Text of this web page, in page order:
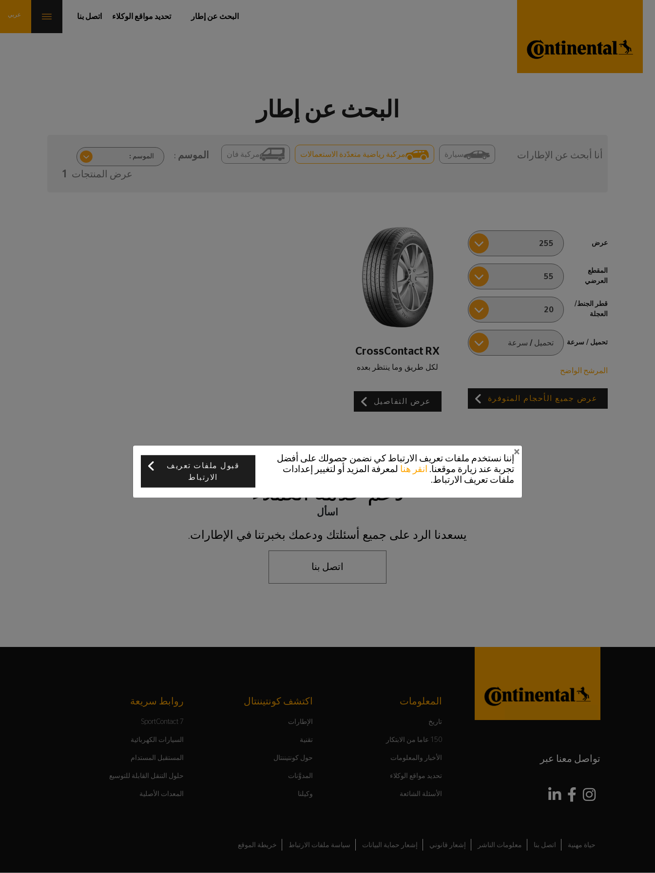
البحث عن إطار تحديد مواقع الوكلاء اتصل بنا
البحث عن إطار
أنا أبحث عن الإطارات سيارة مركبة رياضية متعدّدة الاستعمالات مركبة فان
الموسم :
عرض المنتجات
1
عرض
المقطع
العرضي
قطر الجنط/
العجلة
تحميل / سرعة
المرشح الواضح
عرض جميع الأحجام المتوفرة
CrossContact RX
لكل طريق وما ينتظر بعده
عرض التفاصيل
دعم خدمة العملاء
اسأل
يسعدنا الرد على جميع أسئلتك ودعمك بخبرتنا في الإطارات.
اتصل بنا
تواصل معنا عبر
المعلومات
تاريخ
150 عاما من الابتكار
الأخبار والمعلومات
تحديد مواقع الوكلاء
الأسئلة الشائعة
اكتشف كونتيننتال
الإطارات
تقنية
حول كونتيننتال
المدوَّنات
وكيلنا
روابط سريعة
SportContact 7
السيارات الكهربائية
المستقبل المستدام
حلول التنقل القابلة للتوسيع
المعدات الأصلية
حياة مهنية اتصل بنا معلومات الناشر إشعار قانوني إشعار حماية البيانات سياسة ملفات الارتباط خريطة الموقع
إننا نستخدم ملفات تعريف الارتباط كي نضمن حصولك على أفضل
تجربة عند زيارة موقعنا. انقر هنا لمعرفة المزيد أو لتغيير إعدادات
ملفات تعريف الارتباط.
قبول ملفات تعريف
الارتباط
×